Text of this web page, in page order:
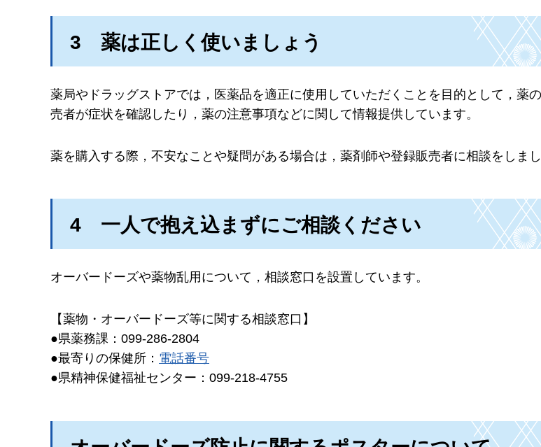
3 薬は正しく使いましょう
薬局やドラッグストアでは，医薬品を適正に使用していただくことを目的として，薬
売者が症状を確認したり，薬の注意事項などに関して情報提供しています。
薬を購入する際，不安なことや疑問がある場合は，薬剤師や登録販売者に相談をしまし
4 一人で抱え込まずにご相談ください
オーバードーズや薬物乱用について，相談窓口を設置しています。
【薬物・オーバードーズ等に関する相談窓口】
●県薬務課：099-286-2804
●最寄りの保健所： 電話番号
●県精神保健福祉センター：099-218-4755